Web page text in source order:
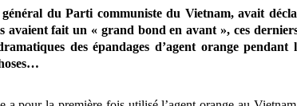
du Parti communiste du Vietnam, avait
avaient fait un « grand bond en avant », ces
des épandages d’agent orange